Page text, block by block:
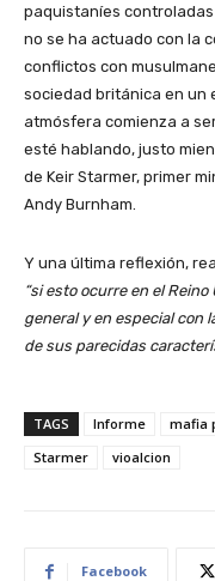
paquistaníes controladas
no se ha actuado con la
conflictos con
sociedad británica en un
atmósfera comienza a
esté hablando, justo
de Keir Starmer, primer
Andy Burnham.
Y una última reflexión,
“si esto ocurre en el
general y en especial con
de sus parecidas
TAGS Informe mafia
Starmer
vioalcion
Facebook